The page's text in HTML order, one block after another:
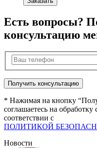
Есть вопросы?
консультацию
* Нажимая на кнопку
соглашаетесь на
соответствии с
ПОЛИТИКОЙ
Новости